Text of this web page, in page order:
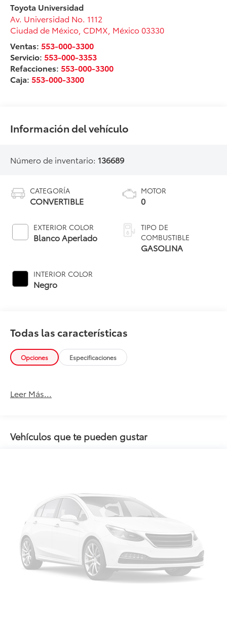
Toyota Universidad
Av. Universidad No. 1112
Ciudad de México CDMX , México 03330
Ventas:553-000-3300
Servicio:553-000-3353
Refacciones:553-000-3300
Caja:553-000-3300
Información del vehículo
Número de inventario: 136689
CATEGORÍA
CONVERTIBLE
EXTERIOR COLOR
Blanco Aperlado
INTERIOR COLOR
Negro
MOTOR
0
TIPO DE
COMBUSTIBLE
GASOLINA
Todas las características
Opciones Especificaciones
Leer Más...
Vehículos que te pueden gustar